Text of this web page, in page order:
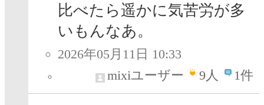
比べたら遥かに気苦労が多
いもんなあ。
2026年05月11日 10:33
mixiユーザー
9人 1件